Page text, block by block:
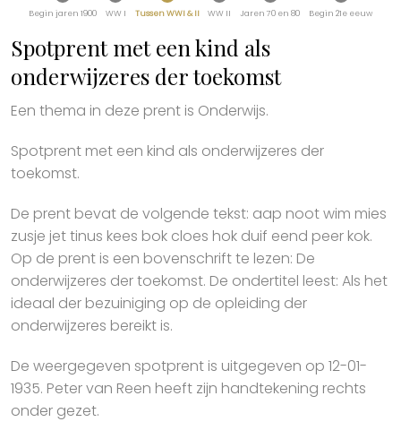
Begin jaren 1900 WW I Tussen WWI & II WW II Jaren 70 en 80 Begin 21e eeuw
Spotprent met een kind als
onderwijzeres der toekomst
Een thema in deze prent is Onderwijs.
Spotprent met een kind als onderwijzeres der
toekomst.
De prent bevat de volgende tekst: aap noot wim mies
zusje jet tinus kees bok cloes hok duif eend peer kok.
Op de prent is een bovenschrift te lezen: De
onderwijzeres der toekomst. De ondertitel leest: Als het
ideaal der bezuiniging op de opleiding der
onderwijzeres bereikt is.
De weergegeven spotprent is uitgegeven op 12-01-
1935. Peter van Reen heeft zijn handtekening rechts
onder gezet.